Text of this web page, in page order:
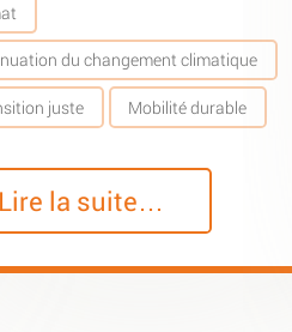
du changement climatique
juste Mobilité durable
Lire la suite…